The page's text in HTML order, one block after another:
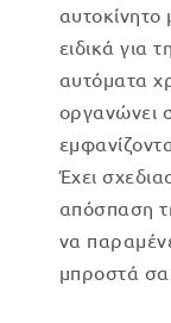
αυτοκίνητο
ειδικά για
αυτόματα
οργανώνει
Έχει
απόσπαση
να
μπροστά